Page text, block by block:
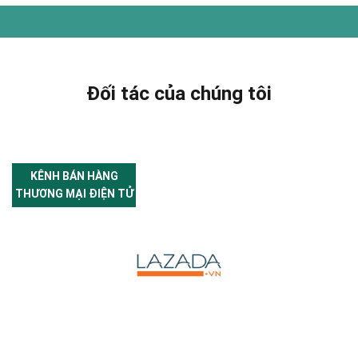
Đối tác của chúng tôi
KÊNH BÁN HÀNG
THƯƠNG MẠI ĐIỆN TỬ